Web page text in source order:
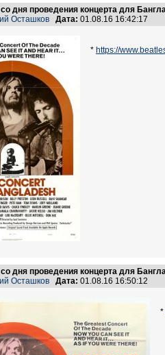
со дня проведения концерта для
Осташков Дата: 01.08.16 16:42:17
* https://
со дня проведения концерта для
Осташков Дата: 01.08.16 16:50:12
*